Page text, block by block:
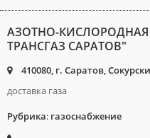
АЗОТНО-
ТРАНСГАЗ САРАТОВ"
410080, г. Саратов,
доставка газа
Рубрика: газоснабжение